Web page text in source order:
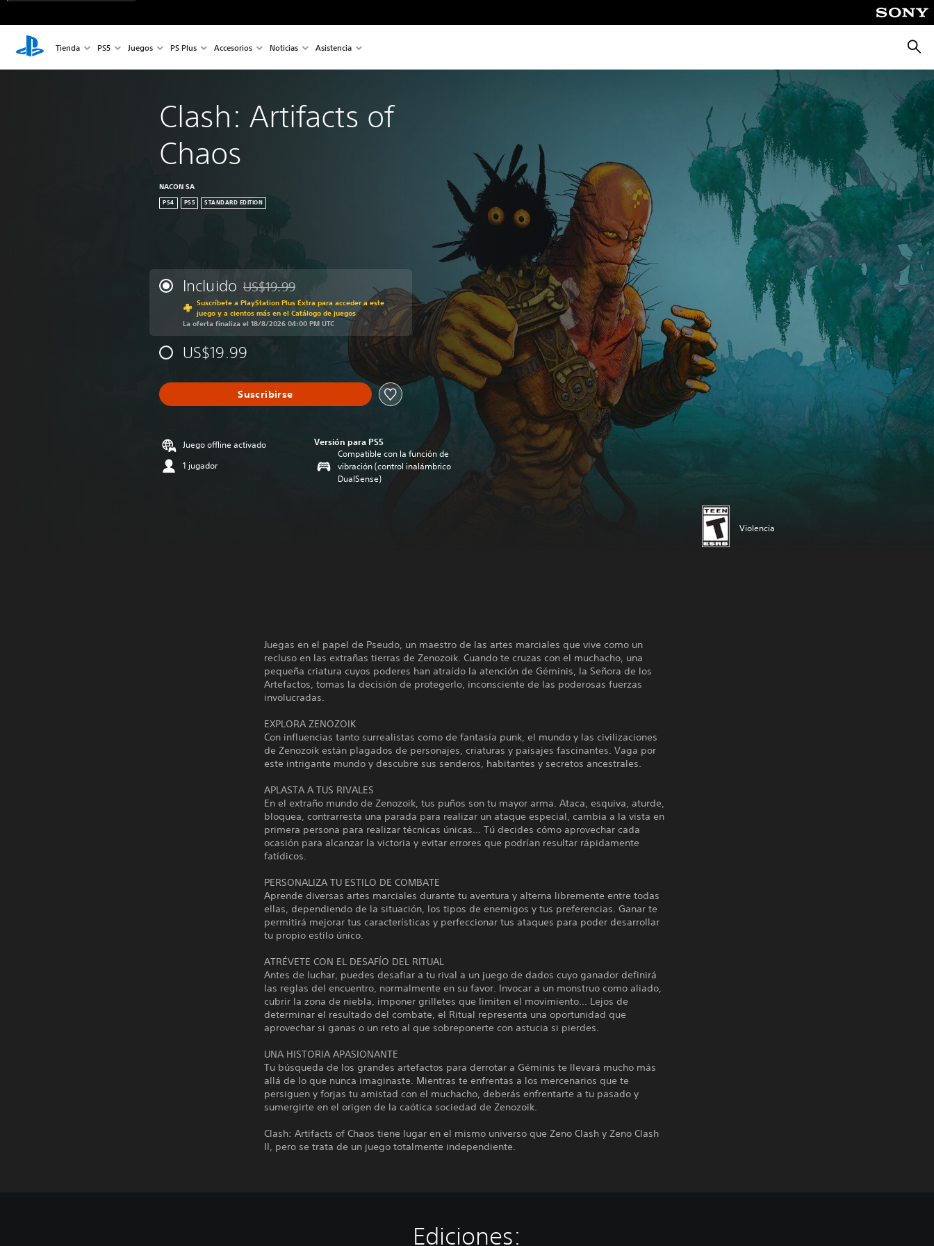
Tienda PS5 Juegos PS Plus Accesorios Noticias Asistencia
Clash: Artifacts of
Chaos
NACON SA
PS4 PS5 STANDARD EDITION
Incluido Rebajado del precio original de US$19.99
US$19.99
Suscríbete a PlayStation Plus Extra para acceder a este
juego y a cientos más en el Catálogo de juegos
La oferta finaliza el 18/8/2026 04:00 PM UTC
US$19.99
Suscribirse
Juego offline activado
1 jugador
Versión para PS5
Compatible con la función de
vibración (control inalámbrico
DualSense)
Violencia
Juegas en el papel de Pseudo, un maestro de las artes marciales que vive como un
recluso en las extrañas tierras de Zenozoik. Cuando te cruzas con el muchacho, una
pequeña criatura cuyos poderes han atraído la atención de Géminis, la Señora de los
Artefactos, tomas la decisión de protegerlo, inconsciente de las poderosas fuerzas
involucradas.
EXPLORA ZENOZOIK
Con influencias tanto surrealistas como de fantasía punk, el mundo y las civilizaciones
de Zenozoik están plagados de personajes, criaturas y paisajes fascinantes. Vaga por
este intrigante mundo y descubre sus senderos, habitantes y secretos ancestrales.
APLASTA A TUS RIVALES
En el extraño mundo de Zenozoik, tus puños son tu mayor arma. Ataca, esquiva, aturde,
bloquea, contrarresta una parada para realizar un ataque especial, cambia a la vista en
primera persona para realizar técnicas únicas... Tú decides cómo aprovechar cada
ocasión para alcanzar la victoria y evitar errores que podrían resultar rápidamente
fatídicos.
PERSONALIZA TU ESTILO DE COMBATE
Aprende diversas artes marciales durante tu aventura y alterna libremente entre todas
ellas, dependiendo de la situación, los tipos de enemigos y tus preferencias. Ganar te
permitirá mejorar tus características y perfeccionar tus ataques para poder desarrollar
tu propio estilo único.
ATRÉVETE CON EL DESAFÍO DEL RITUAL
Antes de luchar, puedes desafiar a tu rival a un juego de dados cuyo ganador definirá
las reglas del encuentro, normalmente en su favor. Invocar a un monstruo como aliado,
cubrir la zona de niebla, imponer grilletes que limiten el movimiento... Lejos de
determinar el resultado del combate, el Ritual representa una oportunidad que
aprovechar si ganas o un reto al que sobreponerte con astucia si pierdes.
UNA HISTORIA APASIONANTE
Tu búsqueda de los grandes artefactos para derrotar a Géminis te llevará mucho más
allá de lo que nunca imaginaste. Mientras te enfrentas a los mercenarios que te
persiguen y forjas tu amistad con el muchacho, deberás enfrentarte a tu pasado y
sumergirte en el origen de la caótica sociedad de Zenozoik.
Clash: Artifacts of Chaos tiene lugar en el mismo universo que Zeno Clash y Zeno Clash
II, pero se trata de un juego totalmente independiente.
Ediciones: